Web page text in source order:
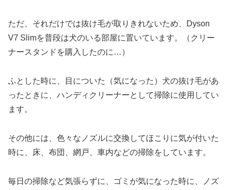
ただ、それだけでは抜け毛が取りきれないため、Dyson
V7 Slimを普段は犬のいる部屋に置いています。（クリー
ナースタンドを購入したのに…）
ふとした時に、目についた（気になった）犬の抜け毛があ
ったときに、ハンディクリーナーとして掃除に使用してい
ます。
その他には、色々なノズルに交換してほこりに気が付いた
時に、床、布団、網戸、車内などの掃除をしています。
毎日の掃除など気張らずに、ゴミが気になった時に、ノズ